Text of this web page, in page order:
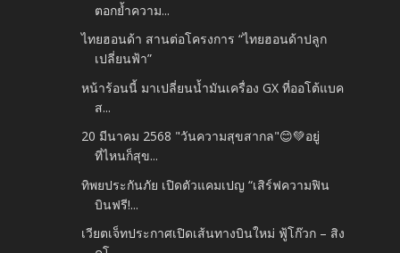
ตอกย้ำความ...
ไทยฮอนด้า สานต่อโครงการ “ไทยฮอนด้าปลูก
เปลี่ยนฟ้า”
หน้าร้อนนี้ มาเปลี่ยนน้ำมันเครื่อง GX ที่ออโต้แบค
ส...
20 มีนาคม 2568 "วันความสุขสากล"😊💚อยู่
ที่ไหนก็สุข...
ทิพยประกันภัย เปิดตัวแคมเปญ “เสิร์ฟความฟิน
บินฟรี!...
เวียตเจ็ทประกาศเปิดเส้นทางบินใหม่ ฟู้โก๊วก – สิง